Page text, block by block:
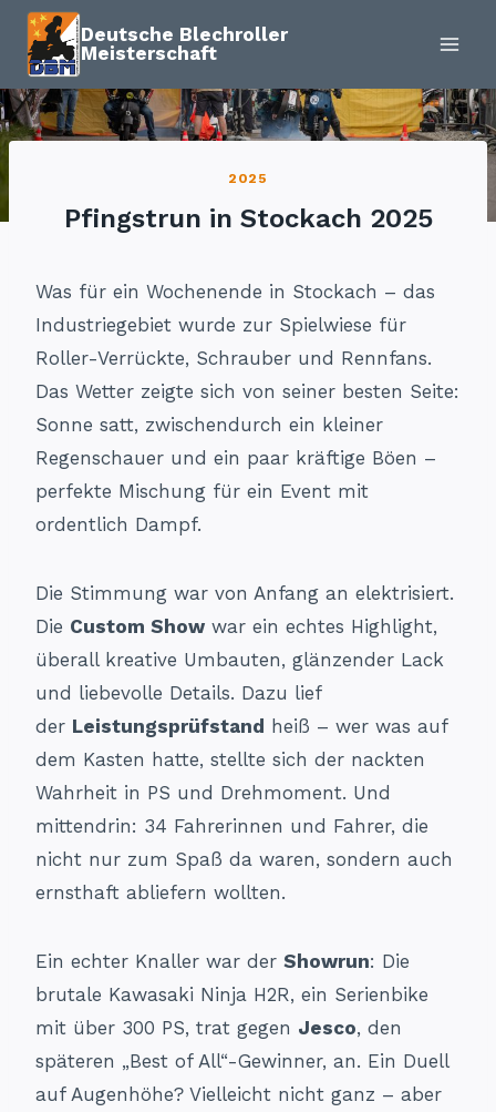
Zum
Inhalt
springen
Deutsche Blechroller
Meisterschaft
2025
Pfingstrun in Stockach 2025
Was für ein Wochenende in Stockach – das
Industriegebiet wurde zur Spielwiese für
Roller-Verrückte, Schrauber und Rennfans.
Das Wetter zeigte sich von seiner besten Seite:
Sonne satt, zwischendurch ein kleiner
Regenschauer und ein paar kräftige Böen –
perfekte Mischung für ein Event mit
ordentlich Dampf.
Die Stimmung war von Anfang an elektrisiert.
Die Custom Show war ein echtes Highlight,
überall kreative Umbauten, glänzender Lack
und liebevolle Details. Dazu lief
der Leistungsprüfstand heiß – wer was auf
dem Kasten hatte, stellte sich der nackten
Wahrheit in PS und Drehmoment. Und
mittendrin: 34 Fahrerinnen und Fahrer, die
nicht nur zum Spaß da waren, sondern auch
ernsthaft abliefern wollten.
Ein echter Knaller war der Showrun: Die
brutale Kawasaki Ninja H2R, ein Serienbike
mit über 300 PS, trat gegen Jesco, den
späteren „Best of All“-Gewinner, an. Ein Duell
auf Augenhöhe? Vielleicht nicht ganz – aber